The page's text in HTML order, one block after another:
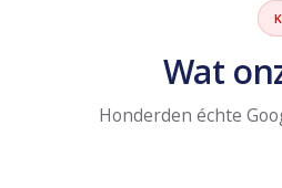
Wat
Honderden échte